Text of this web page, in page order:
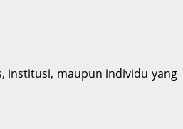
institusi, maupun individu yang